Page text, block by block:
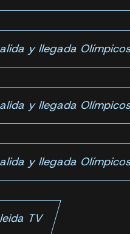
y llegada
y llegada
y llegada
TV